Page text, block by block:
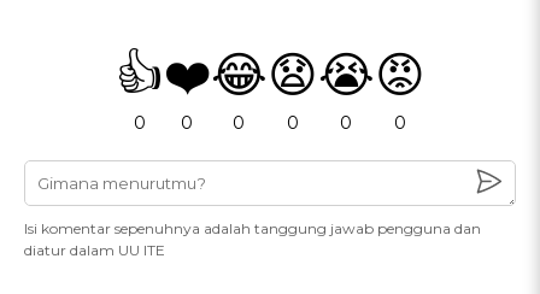
👍
0
❤️
0
😂
0
😧
0
😭
0
😡
0
Isi komentar sepenuhnya adalah tanggung jawab pengguna dan
diatur dalam UU ITE